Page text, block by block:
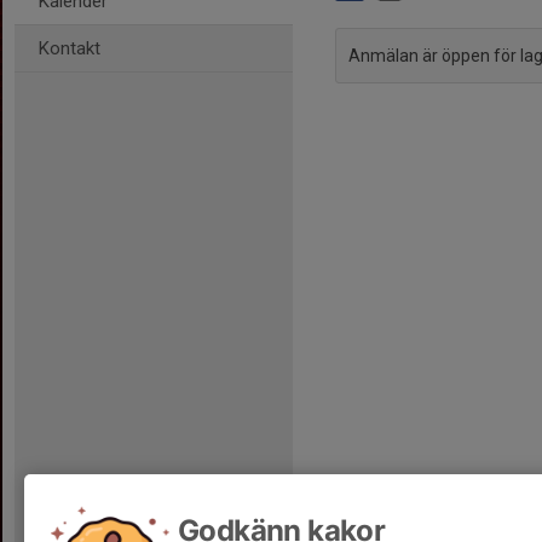
Kontakt Anmälan är öppen för
Godkänn kakor